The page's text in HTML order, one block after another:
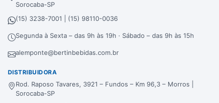
Sorocaba-SP
(15) 3238-7001 | (15) 98110-0036
Segunda à Sexta – das 9h às 19h · Sábado – das 9h às 15h
alemponte@bertinbebidas.com.br
DISTRIBUIDORA
Rod. Raposo Tavares, 3921 – Fundos – Km 96,3 – Morros |
Sorocaba-SP